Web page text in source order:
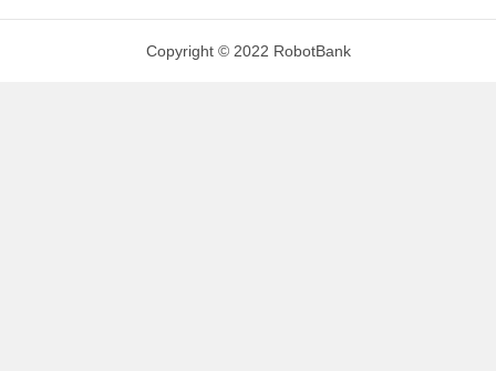
Copyright © 2022 RobotBank